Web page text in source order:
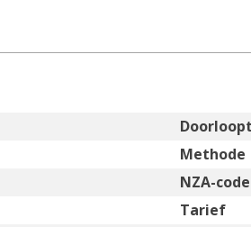
Methode
NZA-code
Tarief